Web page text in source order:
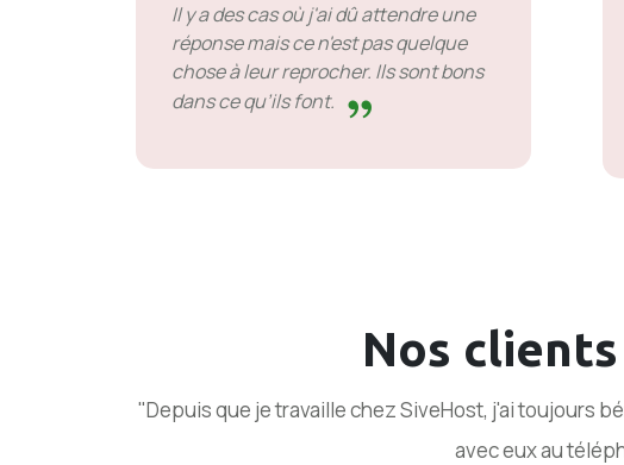
Il y a des cas où j'ai dû attendre une
réponse mais ce n'est pas quelque
chose à leur reprocher. Ils sont bons
dans ce qu’ils font.
Nos clients
"Depuis que je travaille chez SiveHost, j'ai toujours
avec eux au